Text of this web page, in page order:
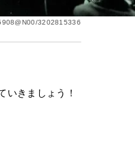
3202815336
いきましょう！